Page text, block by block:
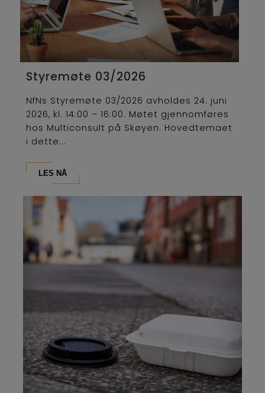
Styremøte 03/2026
NfNs Styremøte 03/2026 avholdes 24. juni
2026, kl. 14:00 – 16:00. Møtet gjennomføres
hos Multiconsult på Skøyen. Hovedtemaet
i dette...
LES NÅ